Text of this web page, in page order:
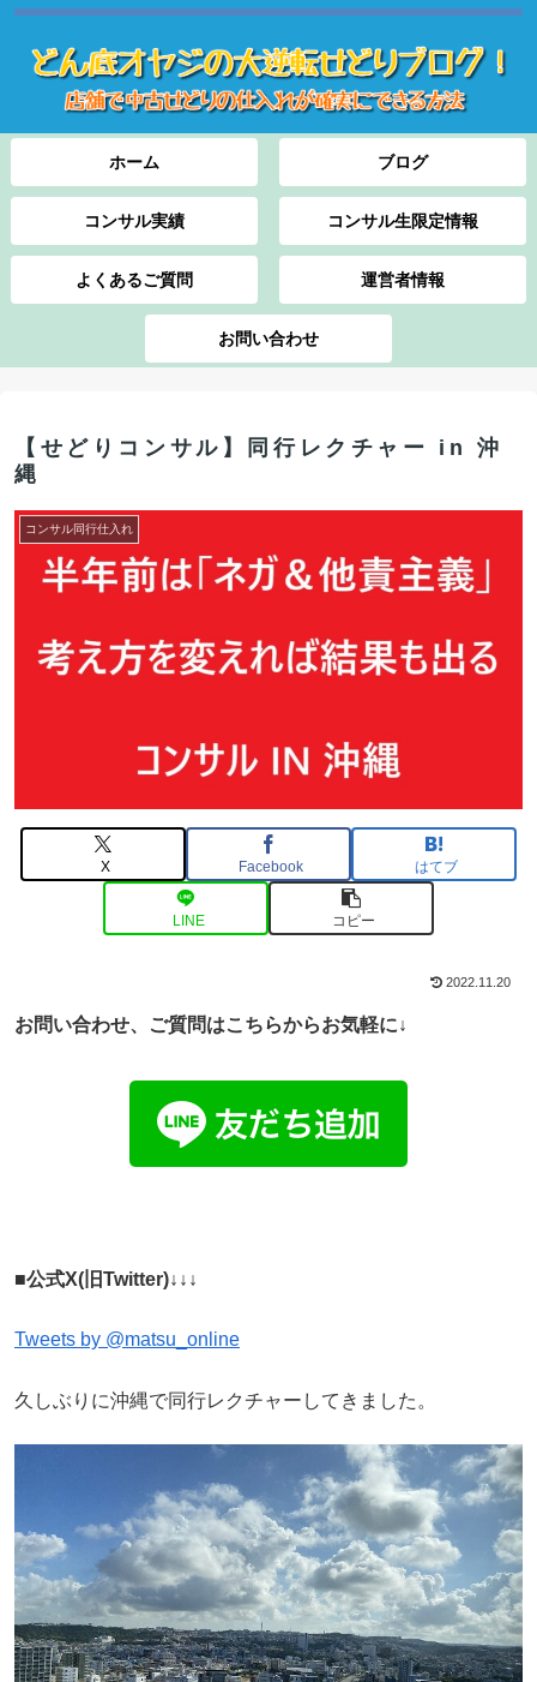
ホーム ブログ
コンサル実績 コンサル生限定情報
よくあるご質問 運営者情報
お問い合わせ
【せどりコンサル】同行レクチャー in 沖
縄
コンサル同行仕入れ
X Facebook はてブ
LINE コピー
2022.11.20
お問い合わせ、ご質問はこちらからお気軽に↓
■公式X(旧Twitter)↓↓↓
Tweets by @matsu_online
久しぶりに沖縄で同行レクチャーしてきました。